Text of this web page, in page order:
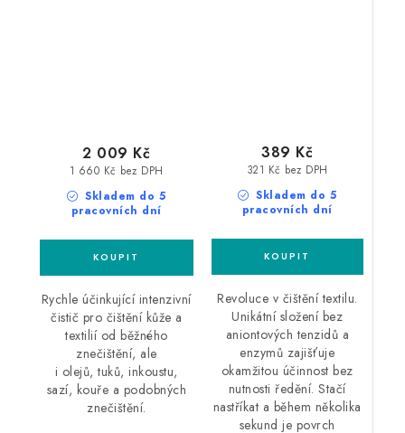
Skladem do 5
pracovních dní
1 660 Kč bez DPH
2 009 Kč
Rychle účinkující intenzivní
čistič pro čištění kůže a
textilií od běžného
znečištění, ale
i olejů, tuků, inkoustu,
sazí, kouře a podobných
znečištění.
Skladem do 5
pracovních dní
321 Kč bez DPH
389 Kč
Revoluce v čištění textilu.
Unikátní složení bez
aniontových tenzidů a
enzymů zajišťuje
okamžitou účinnost bez
nutnosti ředění. Stačí
nastříkat a během několika
sekund je povrch